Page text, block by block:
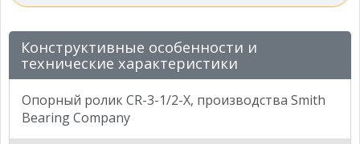
Конструктивные особенности и
технические характеристики
Опорный ролик CR-3-1/2-X, производства Smith
Bearing Company